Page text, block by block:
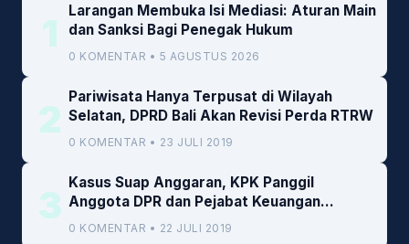
1
Larangan Membuka Isi Mediasi: Aturan Main
dan Sanksi Bagi Penegak Hukum
0 KOMENTAR • 5 AGUSTUS 2026
2
Pariwisata Hanya Terpusat di Wilayah
Selatan, DPRD Bali Akan Revisi Perda RTRW
0 KOMENTAR • 23 JULI 2019
3
Kasus Suap Anggaran, KPK Panggil
Anggota DPR dan Pejabat Keuangan
Kemenkeu
0 KOMENTAR • 22 JULI 2019